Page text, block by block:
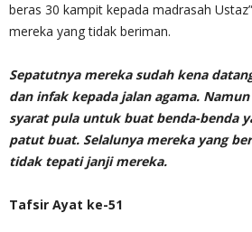
beras 30 kampit kepada madrasah
mereka yang tidak beriman.
Sepatutnya mereka sudah kena
dan infak kepada jalan agama.
syarat pula untuk buat benda-benda
patut buat. Selalunya mereka yang
tidak tepati janji mereka.
Tafsir Ayat ke-51